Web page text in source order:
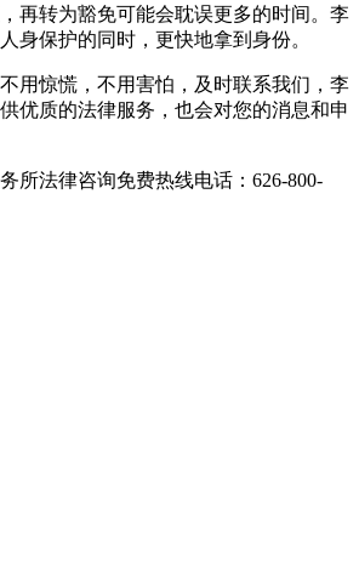
再转为豁免可能会耽误更多的时间。李
身保护的同时，更快地拿到身份。
用惊慌，不用害怕，及时联系我们，李
优质的法律服务，也会对您的消息和申
所法律咨询免费热线电话：626-800-